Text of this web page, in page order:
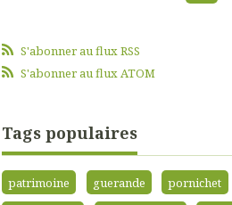
S'abonner au flux RSS
S'abonner au flux ATOM
Tags populaires
patrimoine guerande pornichet